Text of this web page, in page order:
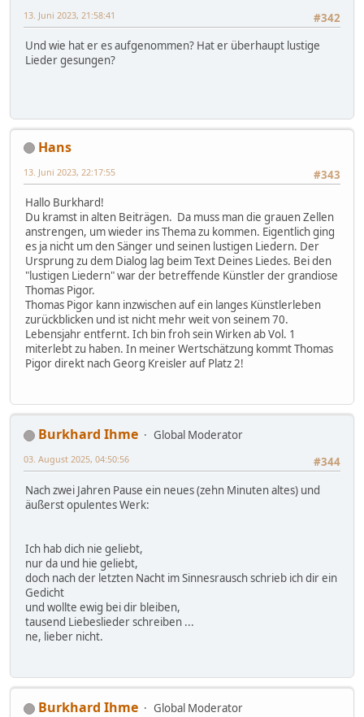
#342
13. Juni 2023, 21:58:41
Und wie hat er es aufgenommen? Hat er überhaupt lustige
Lieder gesungen?
Hans
#343
13. Juni 2023, 22:17:55
Hallo Burkhard!
Du kramst in alten Beiträgen. Da muss man die grauen Zellen
anstrengen, um wieder ins Thema zu kommen. Eigentlich ging
es ja nicht um den Sänger und seinen lustigen Liedern. Der
Ursprung zu dem Dialog lag beim Text Deines Liedes. Bei den
"lustigen Liedern" war der betreffende Künstler der grandiose
Thomas Pigor.
Thomas Pigor kann inzwischen auf ein langes Künstlerleben
zurückblicken und ist nicht mehr weit von seinem 70.
Lebensjahr entfernt. Ich bin froh sein Wirken ab Vol. 1
miterlebt zu haben. In meiner Wertschätzung kommt Thomas
Pigor direkt nach Georg Kreisler auf Platz 2!
Burkhard Ihme
Global Moderator
#344
03. August 2025, 04:50:56
Nach zwei Jahren Pause ein neues (zehn Minuten altes) und
äußerst opulentes Werk:
Ich hab dich nie geliebt,
nur da und hie geliebt,
doch nach der letzten Nacht im Sinnesrausch schrieb ich dir ein
Gedicht
und wollte ewig bei dir bleiben,
tausend Liebeslieder schreiben ...
ne, lieber nicht.
Burkhard Ihme
Global Moderator